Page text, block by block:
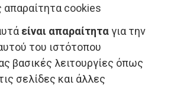
cookies
είναι απαραίτηταγια την
του ιστότοπου
βασικές λειτουργίες όπως
σελίδες και άλλες